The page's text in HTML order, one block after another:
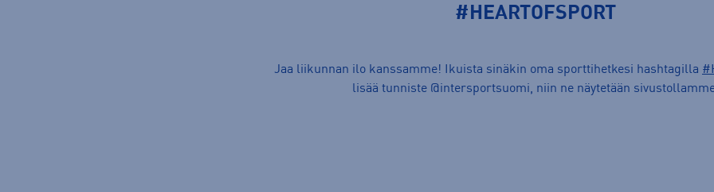
#HEARTOFSPORT
Jaa liikunnan ilo kanssamme! Ikuista sinäkin oma sporttihetkesi hashtagilla
lisää tunniste @intersportsuomi, niin ne näytetään